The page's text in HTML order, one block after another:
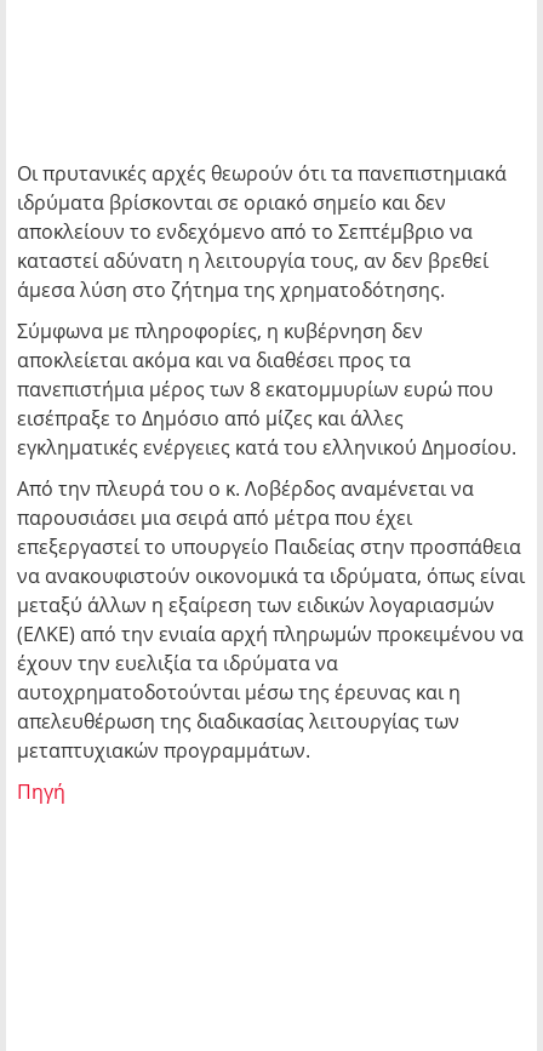
Οι πρυτανικές αρχές θεωρούν ότι τα πανεπιστημιακά
ιδρύματα βρίσκονται σε οριακό σημείο και δεν
αποκλείουν το ενδεχόμενο από το Σεπτέμβριο να
καταστεί αδύνατη η λειτουργία τους, αν δεν βρεθεί
άμεσα λύση στο ζήτημα της χρηματοδότησης.
Σύμφωνα με πληροφορίες, η κυβέρνηση δεν
αποκλείεται ακόμα και να διαθέσει προς τα
πανεπιστήμια μέρος των 8 εκατομμυρίων ευρώ που
εισέπραξε το Δημόσιο από μίζες και άλλες
εγκληματικές ενέργειες κατά του ελληνικού Δημοσίου.
Από την πλευρά του ο κ. Λοβέρδος αναμένεται να
παρουσιάσει μια σειρά από μέτρα που έχει
επεξεργαστεί το υπουργείο Παιδείας στην προσπάθεια
να ανακουφιστούν οικονομικά τα ιδρύματα, όπως είναι
μεταξύ άλλων η εξαίρεση των ειδικών λογαριασμών
(ΕΛΚΕ) από την ενιαία αρχή πληρωμών προκειμένου να
έχουν την ευελιξία τα ιδρύματα να
αυτοχρηματοδοτούνται μέσω της έρευνας και η
απελευθέρωση της διαδικασίας λειτουργίας των
μεταπτυχιακών προγραμμάτων.
Πηγή